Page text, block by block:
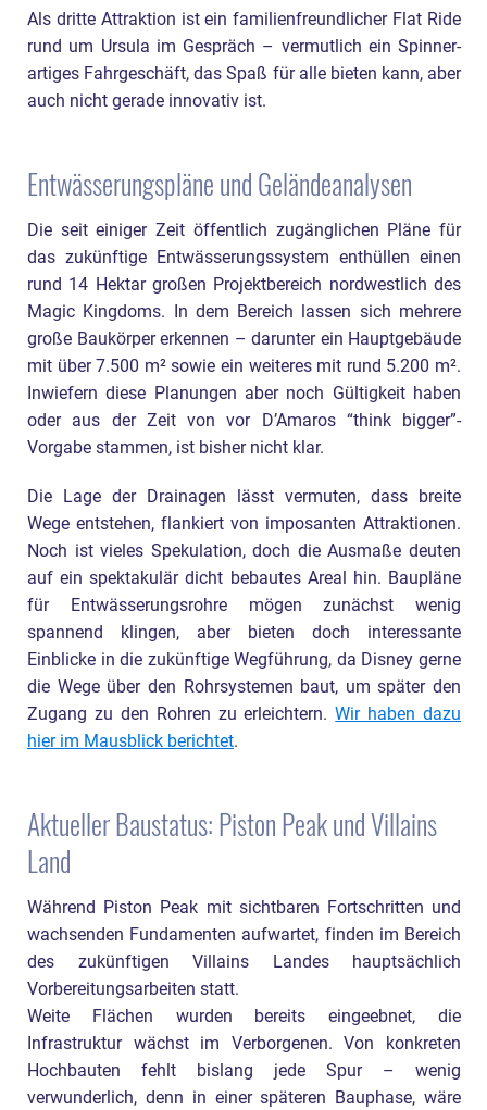
Als dritte Attraktion ist ein familienfreundlicher Flat Ride
rund um Ursula im Gespräch – vermutlich ein Spinner-
artiges Fahrgeschäft, das Spaß für alle bieten kann, aber
auch nicht gerade innovativ ist.
Entwässerungspläne und Geländeanalysen
Die seit einiger Zeit öffentlich zugänglichen Pläne für
das zukünftige Entwässerungssystem enthüllen einen
rund 14 Hektar großen Projektbereich nordwestlich des
Magic Kingdoms. In dem Bereich lassen sich mehrere
große Baukörper erkennen – darunter ein Hauptgebäude
mit über 7.500 m² sowie ein weiteres mit rund 5.200 m².
Inwiefern diese Planungen aber noch Gültigkeit haben
oder aus der Zeit von vor D’Amaros “think bigger”-
Vorgabe stammen, ist bisher nicht klar.
Die Lage der Drainagen lässt vermuten, dass breite
Wege entstehen, flankiert von imposanten Attraktionen.
Noch ist vieles Spekulation, doch die Ausmaße deuten
auf ein spektakulär dicht bebautes Areal hin. Baupläne
für Entwässerungsrohre mögen zunächst wenig
spannend klingen, aber bieten doch interessante
Einblicke in die zukünftige Wegführung, da Disney gerne
die Wege über den Rohrsystemen baut, um später den
Zugang zu den Rohren zu erleichtern.Wir haben dazu
hier im Mausblick berichtet.
Aktueller Baustatus: Piston Peak und Villains
Land
Während Piston Peak mit sichtbaren Fortschritten und
wachsenden Fundamenten aufwartet, finden im Bereich
des zukünftigen Villains Landes hauptsächlich
Vorbereitungsarbeiten statt.
Weite Flächen wurden bereits eingeebnet, die
Infrastruktur wächst im Verborgenen. Von konkreten
Hochbauten fehlt bislang jede Spur – wenig
verwunderlich, denn in einer späteren Bauphase, wäre